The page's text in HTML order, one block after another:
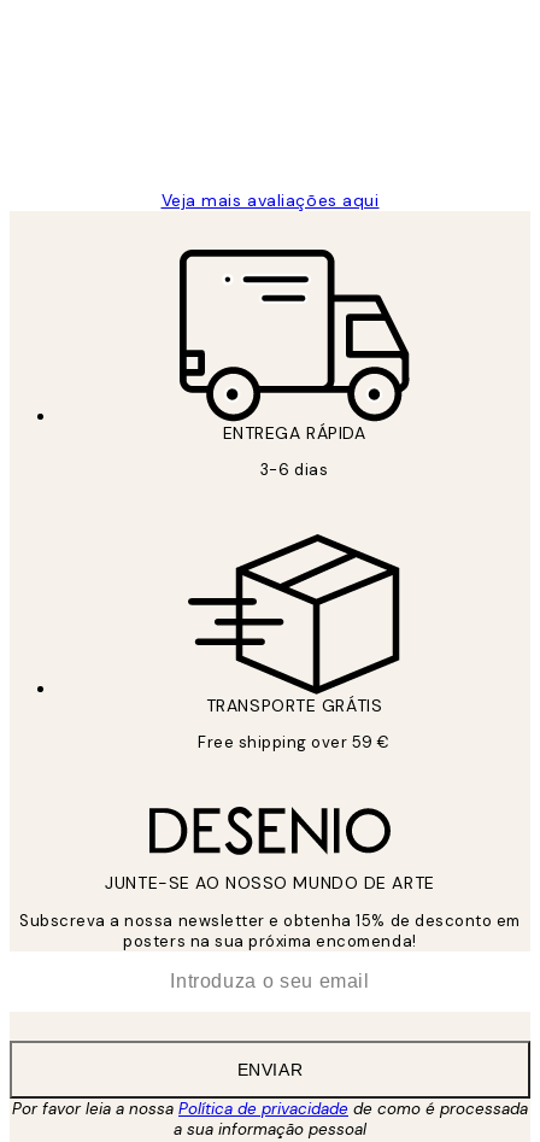
Veja mais avaliações aqui
ENTREGA RÁPIDA
3-6 dias
TRANSPORTE GRÁTIS
Free shipping over 59 €
JUNTE-SE AO NOSSO MUNDO DE ARTE
Subscreva a nossa newsletter e obtenha 15% de desconto em
posters na sua próxima encomenda!
ENVIAR
Por favor leia a nossa Política de privacidade de como é processada
a sua informação pessoal